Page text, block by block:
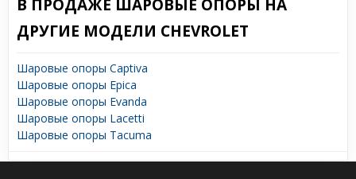
В ПРОДАЖЕ ШАРОВЫЕ ОПОРЫ НА
ДРУГИЕ МОДЕЛИ CHEVROLET
Шаровые опоры Captiva
Шаровые опоры Epica
Шаровые опоры Evanda
Шаровые опоры Lacetti
Шаровые опоры Tacuma